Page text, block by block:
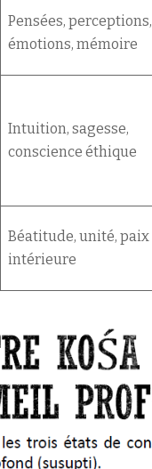
Pensées, perceptions,
émotions, mémoire
Intuition, sagesse,
conscience éthique
Béatitude, unité, paix
intérieure